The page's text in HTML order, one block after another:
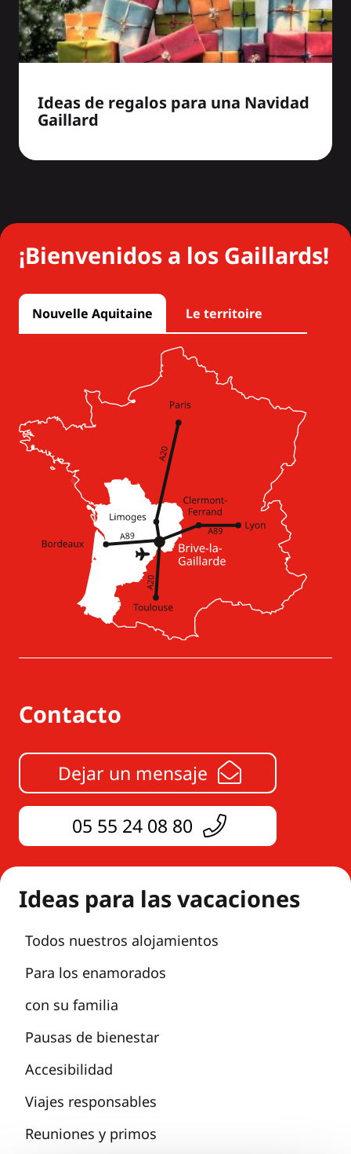
Ideas de regalos para una Navidad
Gaillard
¡Bienvenidos a los Gaillards!
Nouvelle Aquitaine Le territoire
Contacto
Dejar un mensaje
05 55 24 08 80
Ideas para las vacaciones
Todos nuestros alojamientos
Para los enamorados
con su familia
Pausas de bienestar
Accesibilidad
Viajes responsables
Reuniones y primos